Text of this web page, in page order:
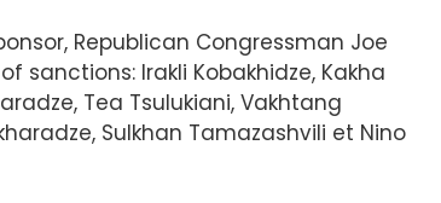
Republican Congressman Joe
sanctions: Irakli Kobakhidze, Kakha
Tea Tsulukiani, Vakhtang
Sulkhan Tamazashvili et Nino